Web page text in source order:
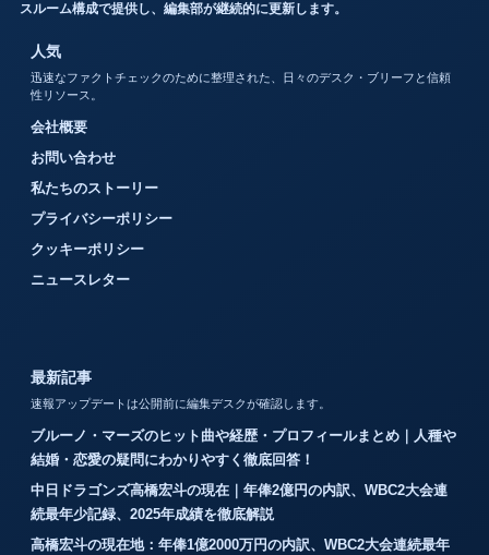
スルーム構成で提供し、編集部が継続的に更新します。
人気
迅速なファクトチェックのために整理された、日々のデスク・ブリーフと信頼
性リソース。
会社概要
お問い合わせ
私たちのストーリー
プライバシーポリシー
クッキーポリシー
ニュースレター
最新記事
速報アップデートは公開前に編集デスクが確認します。
ブルーノ・マーズのヒット曲や経歴・プロフィールまとめ｜人種や
結婚・恋愛の疑問にわかりやすく徹底回答！
中日ドラゴンズ高橋宏斗の現在｜年俸2億円の内訳、WBC2大会連
続最年少記録、2025年成績を徹底解説
高橋宏斗の現在地：年俸1億2000万円の内訳、WBC2大会連続最年